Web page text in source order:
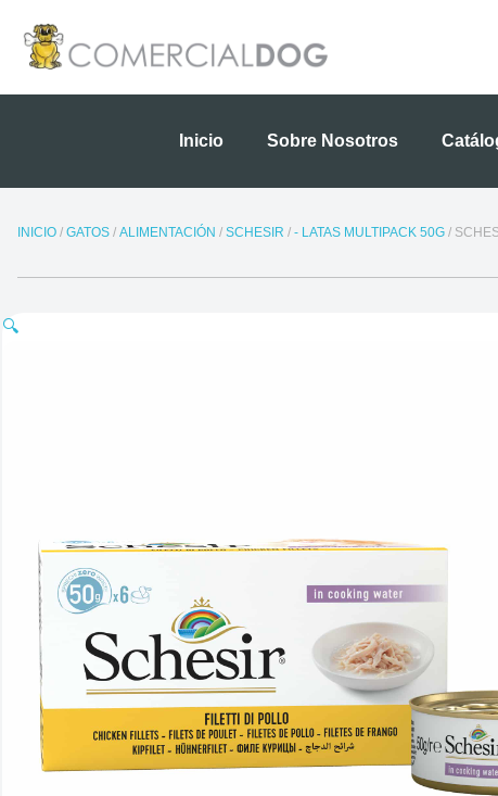
contenido
Inicio Sobre Nosotros
INICIO / GATOS / ALIMENTACIÓN / SCHESIR / - LATAS MULTIPACK 50G /
🔍